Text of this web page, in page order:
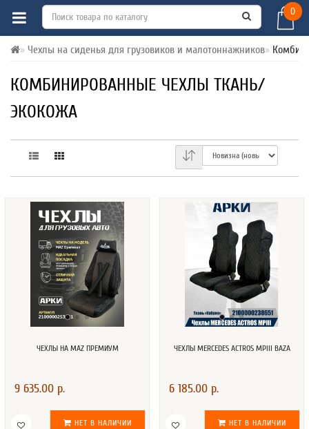
0
Чехлы на сиденья для грузовиков и малотоннажников
КОМБИНИРОВАННЫЕ ЧЕХЛЫ ТКАНЬ/
ЭКОКОЖА
ЧЕХЛЫ НА MAZ ПРЕМИУМ
9 635.00 р.
НЕТ В НАЛИЧИИ
ЧЕХЛЫ MERCEDES ACTROS MPIII BAZA
6 185.00 р.
НЕТ В НАЛИЧИИ